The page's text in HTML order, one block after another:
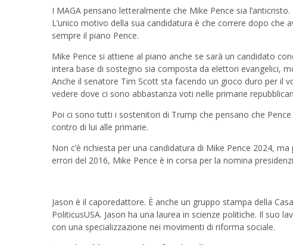
I MAGA pensano letteralmente che Mike Pence sia
L’unico motivo della sua candidatura è che correre dopo che
sempre il piano Pence.
Mike Pence si attiene al piano anche se sarà un candidato
intera base di sostegno sia composta da elettori evangelici,
Anche il senatore Tim Scott sta facendo un gioco duro per il
vedere dove ci sono abbastanza voti nelle primarie
Poi ci sono tutti i sostenitori di Trump che pensano che
contro di lui alle primarie.
Non c’è richiesta per una candidatura di Mike Pence 2024,
errori del 2016, Mike Pence è in corsa per la nomina
Jason è il caporedattore. È anche un gruppo stampa della
PoliticusUSA. Jason ha una laurea in scienze politiche. Il suo
con una specializzazione nei movimenti di riforma sociale.